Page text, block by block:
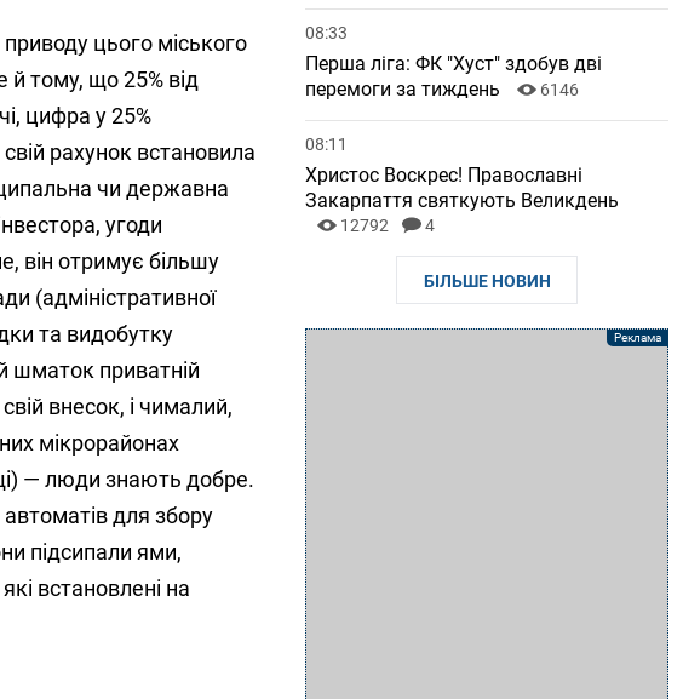
цього міського
тому, що 25% від
цифра у 25%
рахунок встановила
чи державна
угоди
він отримує більшу
(адміністративної
та видобутку
шматок приватній
внесок, і чималий,
мікрорайонах
— люди знають добре.
для збору
підсипали ями,
встановлені на
08:33
Перша ліга: ФК "Хуст" здобув дві
перемоги за тиждень
6146
08:11
Христос Воскрес! Православні
Закарпаття святкують Великдень
12792 4
БІЛЬШЕ НОВИН